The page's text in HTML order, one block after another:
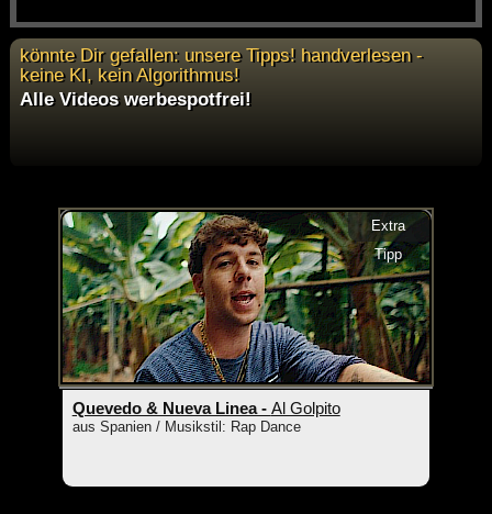
könnte Dir gefallen: unsere Tipps! handverlesen -
keine KI, kein Algorithmus!
Alle Videos werbespotfrei!
Extra
Tipp
Quevedo & Nueva Linea - Al Golpito
aus Spanien / Musikstil: Rap Dance